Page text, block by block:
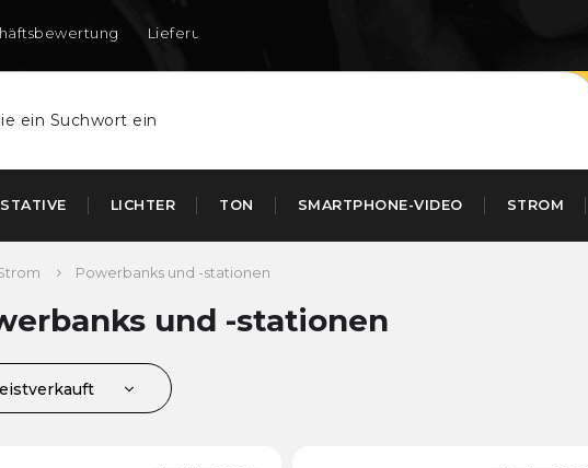
Lieferung nach DE und AT
STATIVE LICHTER TON SMARTPHONE-VIDEO STROM
Powerbanks und -stationen
und -stationen